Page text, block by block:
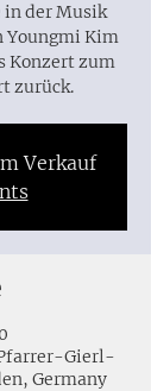
in der Musik
Youngmi Kim
Konzert zum
zurück.
Verkauf
Gierl-
Germany